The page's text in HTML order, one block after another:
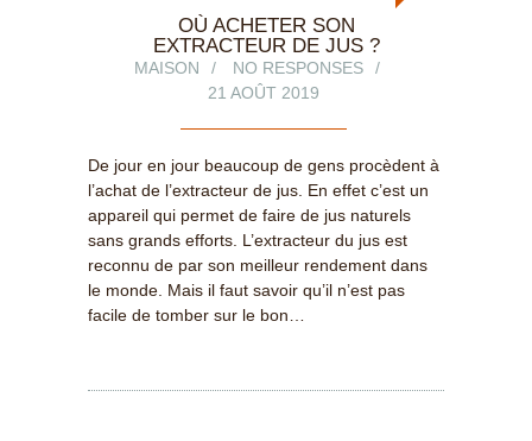
OÙ ACHETER SON
EXTRACTEUR DE JUS ?
MAISON
NO RESPONSES
21 AOÛT 2019
De jour en jour beaucoup de gens procèdent à
l’achat de l’extracteur de jus. En effet c’est un
appareil qui permet de faire de jus naturels
sans grands efforts. L’extracteur du jus est
reconnu de par son meilleur rendement dans
le monde. Mais il faut savoir qu’il n’est pas
facile de tomber sur le bon…